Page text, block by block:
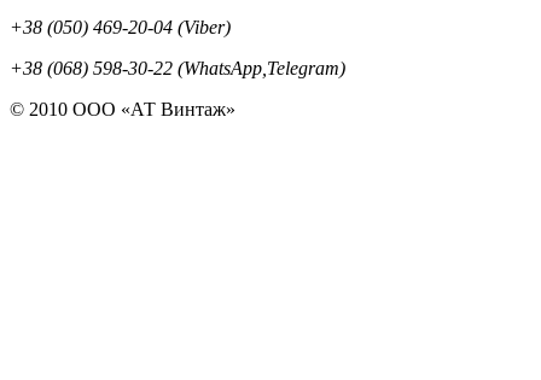
+38 (050) 469-20-04 (Viber)
+38 (068) 598-30-22 (WhatsApp,Telegram)
© 2010 ООО «АТ Винтаж»